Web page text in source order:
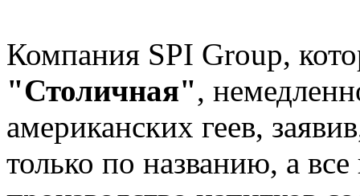
Компания SPI Group,
"Столичная",
американских геев,
только по названию, а